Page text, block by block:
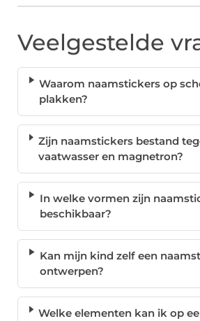
Veelgestelde
Waarom naamstickers op
plakken?
Zijn naamstickers bestand
vaatwasser en magnetron?
In welke vormen zijn
beschikbaar?
Kan mijn kind zelf een
ontwerpen?
Welke elementen kan ik op